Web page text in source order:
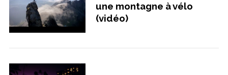
une montagne à vélo
(vidéo)